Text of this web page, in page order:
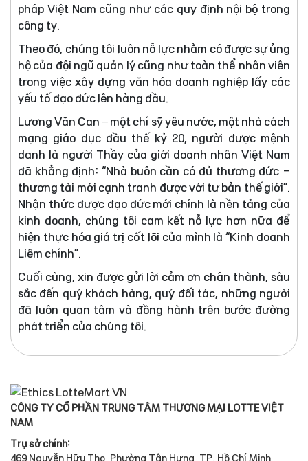
pháp Việt Nam cũng như các quy định nội bộ trong
công ty.
Theo đó, chúng tôi luôn nỗ lực nhằm có được sự ủng
hộ của đội ngũ quản lý cũng như toàn thể nhân viên
trong việc xây dựng văn hóa doanh nghiệp lấy các
yếu tố đạo đức lên hàng đầu.
Lương Văn Can – một chí sỹ yêu nước, một nhà cách
mạng giáo dục đầu thế kỷ 20, người được mệnh
danh là người Thầy của giới doanh nhân Việt Nam
đã khẳng định: “Nhà buôn cần có đủ thương đức -
thương tài mới cạnh tranh được với tư bản thế giới”.
Nhận thức được đạo đức mới chính là nền tảng của
kinh doanh, chúng tôi cam kết nỗ lực hơn nữa để
hiện thực hóa giá trị cốt lõi của mình là “Kinh doanh
Liêm chính”.
Cuối cùng, xin được gửi lời cảm ơn chân thành, sâu
sắc đến quý khách hàng, quý đối tác, những người
đã luôn quan tâm và đồng hành trên bước đường
phát triển của chúng tôi.
CÔNG TY CỔ PHẦN TRUNG TÂM THƯƠNG MẠI LOTTE VIỆT
NAM
Trụ sở chính:
469 Nguyễn Hữu Thọ, Phường Tân Hưng, TP. Hồ Chí Minh